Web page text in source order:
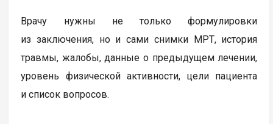
Врачу нужны не только формулировки
из заключения, но и сами снимки МРТ, история
травмы, жалобы, данные о предыдущем лечении,
уровень физической активности, цели пациента
и список вопросов.